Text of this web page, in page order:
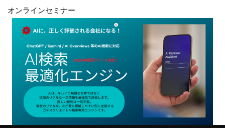
オンラインセミナー